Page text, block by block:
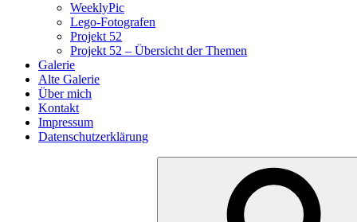
WeeklyPic
Lego-Fotografen
Projekt 52
Projekt 52 – Übersicht der Themen
Galerie
Alte Galerie
Über mich
Kontakt
Impressum
Datenschutzerklärung